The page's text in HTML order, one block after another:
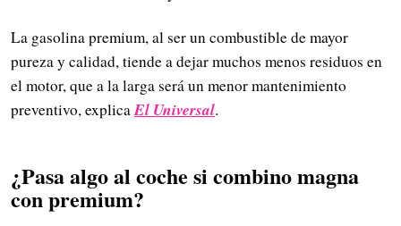
La gasolina premium, al ser un combustible de mayor
pureza y calidad, tiende a dejar muchos menos residuos en
el motor, que a la larga será un menor mantenimiento
preventivo, explicaEl Universal.
¿Pasa algo al coche si combino magna
con premium?